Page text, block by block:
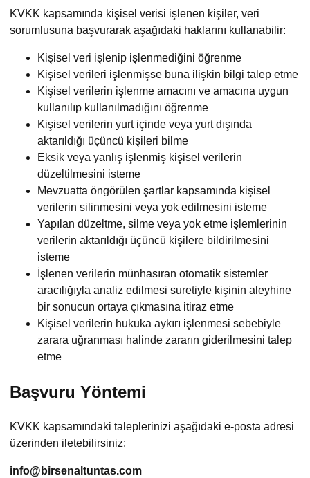
KVKK kapsamında kişisel verisi işlenen kişiler, veri
sorumlusuna başvurarak aşağıdaki haklarını kullanabilir:
Kişisel veri işlenip işlenmediğini öğrenme
Kişisel verileri işlenmişse buna ilişkin bilgi talep etme
Kişisel verilerin işlenme amacını ve amacına uygun
kullanılıp kullanılmadığını öğrenme
Kişisel verilerin yurt içinde veya yurt dışında
aktarıldığı üçüncü kişileri bilme
Eksik veya yanlış işlenmiş kişisel verilerin
düzeltilmesini isteme
Mevzuatta öngörülen şartlar kapsamında kişisel
verilerin silinmesini veya yok edilmesini isteme
Yapılan düzeltme, silme veya yok etme işlemlerinin
verilerin aktarıldığı üçüncü kişilere bildirilmesini
isteme
İşlenen verilerin münhasıran otomatik sistemler
aracılığıyla analiz edilmesi suretiyle kişinin aleyhine
bir sonucun ortaya çıkmasına itiraz etme
Kişisel verilerin hukuka aykırı işlenmesi sebebiyle
zarara uğranması halinde zararın giderilmesini talep
etme
Başvuru Yöntemi
KVKK kapsamındaki taleplerinizi aşağıdaki e-posta adresi
üzerinden iletebilirsiniz:
info@birsenaltuntas.com